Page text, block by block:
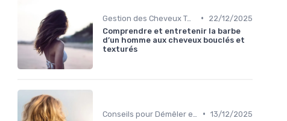
Gestion des Cheveux Texturés au Quotidien •
22/12/2025
Comprendre et entretenir la barbe
d’un homme aux cheveux bouclés et
texturés
• 13/12/2025